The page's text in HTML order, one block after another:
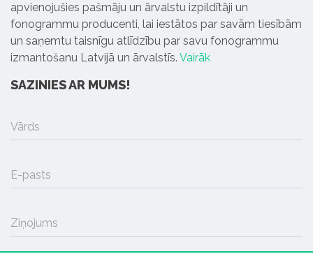
apvienojušies pašmāju un ārvalstu izpildītāji un
fonogrammu producenti, lai iestātos par savām tiesībām
un saņemtu taisnīgu atlīdzību par savu fonogrammu
izmantošanu Latvijā un ārvalstīs. Vairāk
SAZINIES AR MUMS!
Vārds
E-pasts
Ziņojums